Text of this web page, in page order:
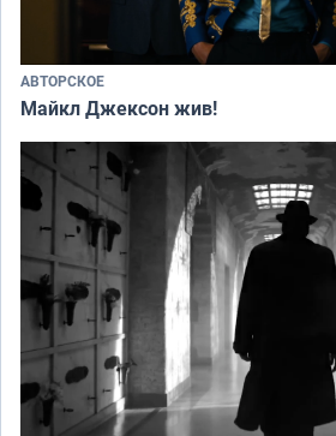
АВТОРСКОЕ
Майкл Джексон жив!